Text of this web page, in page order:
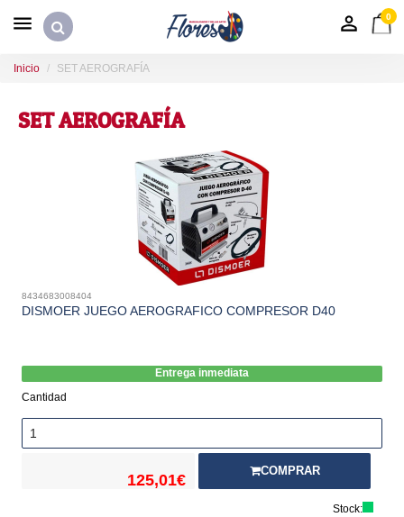
0
Inicio SET AEROGRAFÍA
SET AEROGRAFÍA
8434683008404
DISMOER JUEGO AEROGRAFICO COMPRESOR D40
Entrega inmediata
Cantidad
125,01€
COMPRAR
Stock: